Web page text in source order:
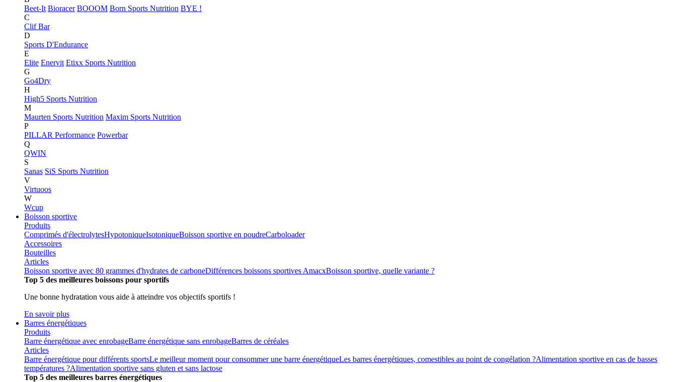
Beet-It Bioracer BOOOM Born Sports Nutrition BYE !
C
Clif Bar
D
Sports D'Endurance
E
Elite Enervit Etixx Sports Nutrition
G
Go4Dry
H
High5 Sports Nutrition
M
Maurten Sports Nutrition Maxim Sports Nutrition
P
PILLAR Performance Powerbar
Q
QWIN
S
Sanas SiS Sports Nutrition
V
Virtuoos
W
Wcup
Boisson sportive
Produits
Comprimés d'électrolytesHypotoniqueIsotoniqueBoisson sportive en poudreCarboloader
Accessoires
Bouteilles
Articles
Boisson sportive avec 80 grammes d'hydrates de carboneDifférences boissons sportives AmacxBoisson sportive, quelle variante ?
Top 5 des meilleures boissons pour sportifs
Une bonne hydratation vous aide à atteindre vos objectifs sportifs !
En savoir plus
Barres énergétiques
Produits
Barre énergétique avec enrobageBarre énergétique sans enrobageBarres de céréales
Articles
Barre énergétique pour différents sportsLe meilleur moment pour consommer une barre énergétiqueLes barres énergétiques, comestibles au point de congélation ?Alimentation sportive en cas de basses
températures ?Alimentation sportive sans gluten et sans lactose
Top 5 des meilleures barres énergétiques